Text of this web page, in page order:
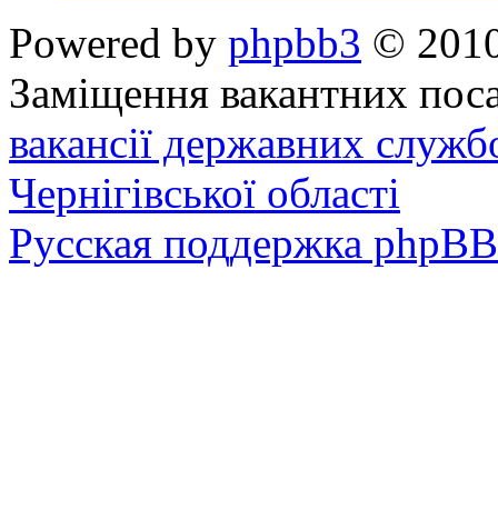
Powered by phpbb3 ©
Заміщення вакантних
вакансії державних
Чернігівської області
Русская поддержка phpBB